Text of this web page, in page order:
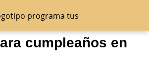
cumpleaños en